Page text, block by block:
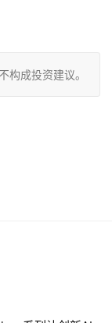
构成投资建议。